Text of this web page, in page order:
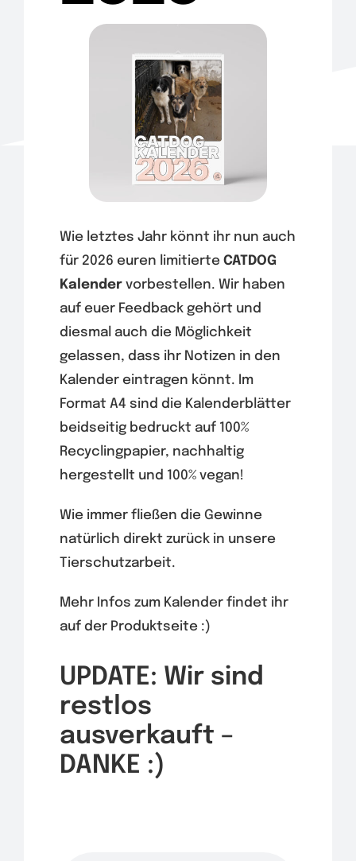
Wie letztes Jahr könnt ihr nun auch
für 2026 euren limitierte CATDOG
Kalendervorbestellen. Wir haben
auf euer Feedback gehört und
diesmal auch die Möglichkeit
gelassen, dass ihr Notizen in den
Kalender eintragen könnt. Im
Format A4 sind die Kalenderblätter
beidseitig bedruckt auf 100%
Recyclingpapier, nachhaltig
hergestellt und 100% vegan!
Wie immer fließen die Gewinne
natürlich direkt zurück in unsere
Tierschutzarbeit.
Mehr Infos zum Kalender findet ihr
auf der Produktseite :)
UPDATE: Wir sind
restlos
ausverkauft –
DANKE :)